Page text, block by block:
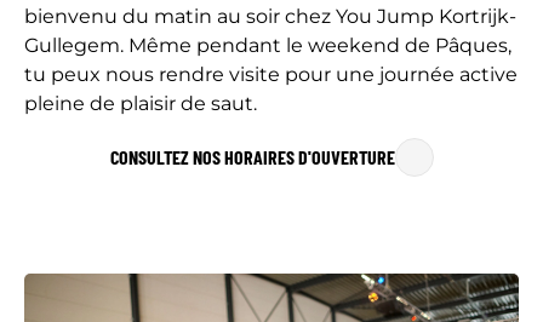
bienvenu du matin au soir chez You Jump Kortrijk-
Gullegem. Même pendant le weekend de Pâques,
tu peux nous rendre visite pour une journée active
pleine de plaisir de saut.
CONSULTEZ NOS HORAIRES D'OUVERTURE